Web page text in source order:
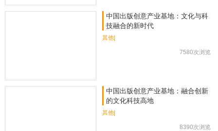
中国出版创意产业基地：文化与科
技融合的新时代
其他|
7580次浏览
中国出版创意产业基地：融合创新
的文化科技高地
其他|
8390次浏览